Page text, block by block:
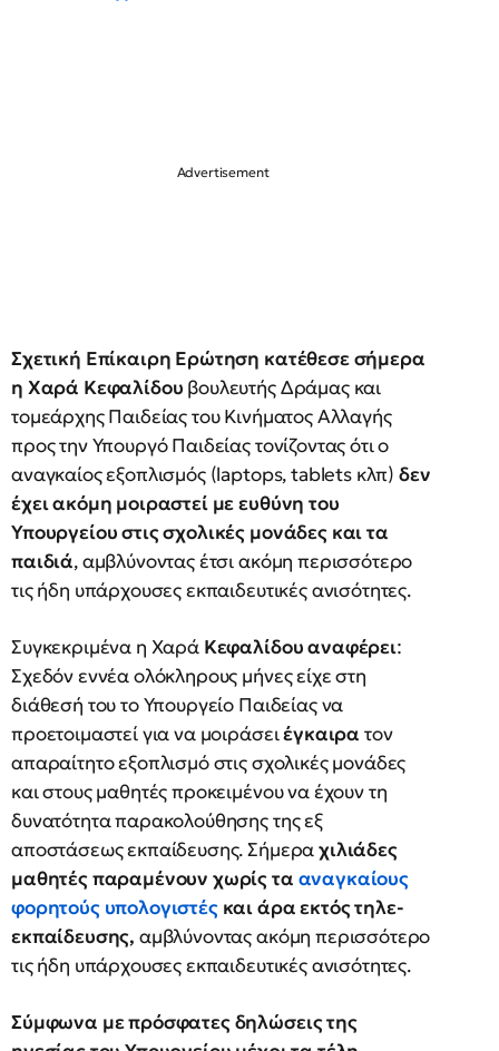
Σχετική Επίκαιρη Ερώτηση κατέθεσε σήμερα
η Χαρά Κεφαλίδου βουλευτής Δράμας και
τομεάρχης Παιδείας του Κινήματος Αλλαγής
προς την Υπουργό Παιδείας τονίζοντας ότι ο
αναγκαίος εξοπλισμός (laptops, tablets κλπ) δεν
έχει ακόμη μοιραστεί με ευθύνη του
Υπουργείου στις σχολικές μονάδες και τα
παιδιά, αμβλύνοντας έτσι ακόμη περισσότερο
τις ήδη υπάρχουσες εκπαιδευτικές ανισότητες.
Συγκεκριμένα η Χαρά Κεφαλίδου αναφέρει:
Σχεδόν εννέα ολόκληρους μήνες είχε στη
διάθεσή του το Υπουργείο Παιδείας να
προετοιμαστεί για να μοιράσειέγκαιρα τον
απαραίτητο εξοπλισμό στις σχολικές μονάδες
και στους μαθητές προκειμένου να έχουν τη
δυνατότητα παρακολούθησης της εξ
αποστάσεως εκπαίδευσης. Σήμεραχιλιάδες
μαθητές παραμένουν χωρίς τα αναγκαίους
φορητούς υπολογιστέςκαι άρα εκτός τηλε-
εκπαίδευσης, αμβλύνοντας ακόμη περισσότερο
τις ήδη υπάρχουσες εκπαιδευτικές ανισότητες.
Σύμφωνα με πρόσφατες δηλώσεις της